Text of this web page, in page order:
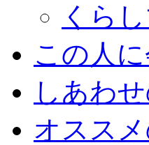
くら
この人
しあわ
オスス